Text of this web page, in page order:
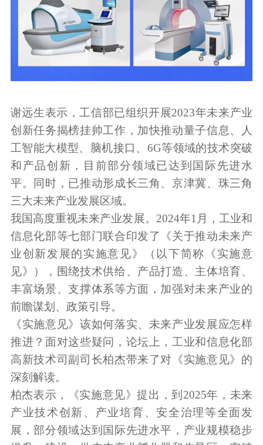
谢远生表示，工信部已组织开展2023年未来产业
创新任务揭榜挂帅工作，加快推动量子信息、人
工智能大模型、脑机接口、6G等领域的技术突破
和产品创新，目前部分领域已达到国际先进水
平。同时，已推动形成长三角、京津冀、珠三角
三大未来产业发展区域。
我国高度重视未来产业发展。2024年1月，工业和
信息化部等七部门联合印发了《关于推动未来产
业创新发展的实施意见》（以下简称《实施意
见》），围绕技术供给、产品打造、主体培育、
丰富场景、支撑体系等方面，加强对未来产业的
前瞻谋划、政策引导。
《实施意见》该如何落实、未来产业发展应怎样
推进？面对这些疑问，论坛上，工业和信息化部
高新技术司副司长柏杰带来了对《实施意见》的
深刻解读。
柏杰表示，《实施意见》提出，到2025年，未来
产业技术创新、产业培育、安全治理等全面发
展，部分领域达到国际先进水平，产业规模稳步